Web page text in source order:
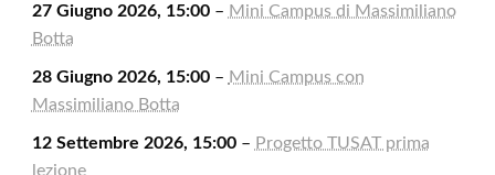
27 Giugno 2026, 15:00– Mini Campus di Massimiliano
Botta
28 Giugno 2026, 15:00– Mini Campus con
Massimiliano Botta
12 Settembre 2026, 15:00– Progetto TUSAT prima
lezione